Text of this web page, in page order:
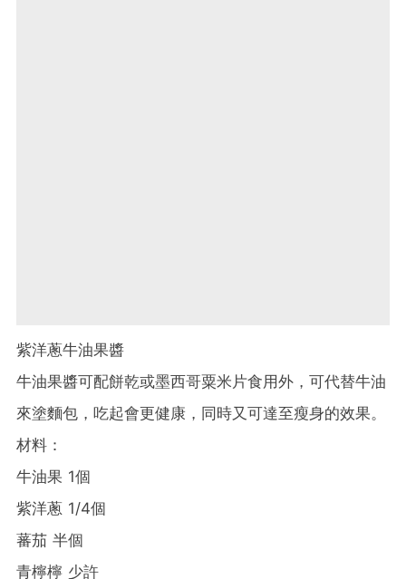
紫洋蔥牛油果醬
牛油果醬可配餅乾或墨西哥粟米片食用外，可代替牛油
來塗麵包，吃起會更健康，同時又可達至瘦身的效果。
材料：
牛油果 1個
紫洋蔥 1/4個
蕃茄 半個
青檸檸 少許